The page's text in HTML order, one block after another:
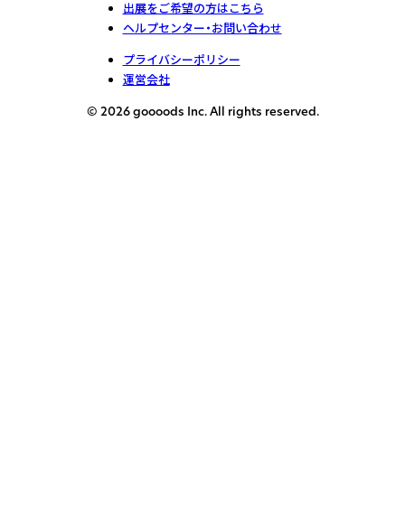
出展をご希望の方はこちら
ヘルプセンター・お問い合わせ
プライバシーポリシー
運営会社
© 2026 goooods Inc. All rights reserved.